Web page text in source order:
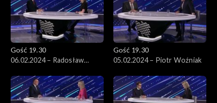
Gość 19.30
06.02.2024 – Radosław
Gość 19.30
05.02.2024 – Piotr Woźniak